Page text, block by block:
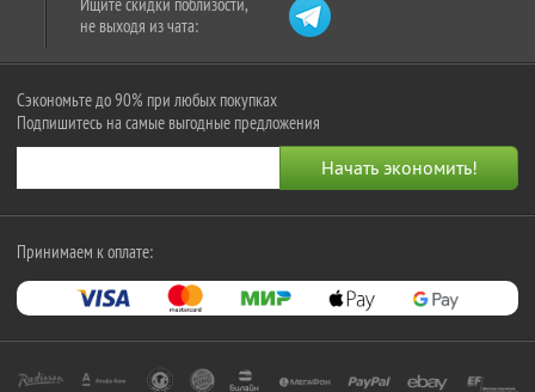
не выходя из чата:
Сэкономьте до 90% при любых покупках
Подпишитесь на самые выгодные предложения
Принимаем к оплате: